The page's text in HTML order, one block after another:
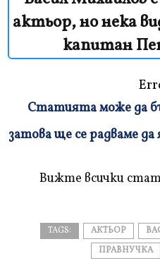
актьор, но нека
капитан
и
Статията може да
затова ще се радваме да
Вижте всички
TAGS: АКТЬОР
ПРАВНУЧКА